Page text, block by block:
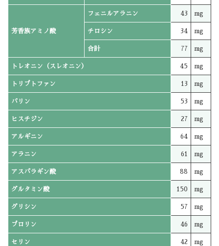
芳香族アミノ酸
フェニルアラニン 43 mg
チロシン 34 mg
合計 77 mg
トレオニン（スレオニン） 45 mg
トリプトファン 13 mg
バリン 53 mg
ヒスチジン 27 mg
アルギニン 64 mg
アラニン 61 mg
アスパラギン酸 88 mg
グルタミン酸 150 mg
グリシン 57 mg
プロリン 46 mg
セリン 42 mg